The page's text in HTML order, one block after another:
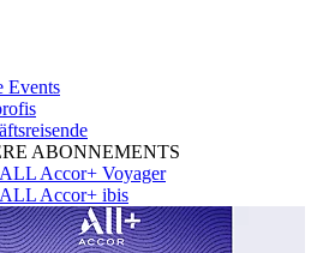
Events
ABONNEMENTS
ALL Accor+ Voyager
ALL Accor+ ibis